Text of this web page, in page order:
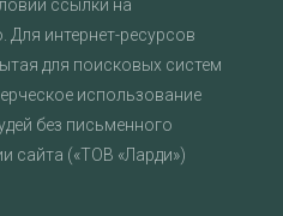
ссылки на
интернет-ресурсов
для поисковых систем
использование
без письменного
сайта («ТОВ «Ларди»)